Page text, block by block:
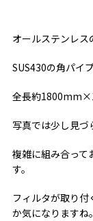
オールステンレス
SUS430の角パイ
全長約
写真では少し見
複雑に組み合って
す。
フィルタが取り
か気になりますね。